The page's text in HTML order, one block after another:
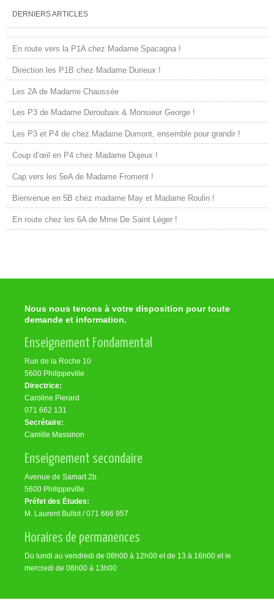
DERNIERS ARTICLES
En route vers la P1A chez Madame Spacagna !
Direction les P1B chez Madame Durieux !
Les 2A de Madame Chaussée
Les P3 de Madame Deroubaix & Monsieur George !
Les P3 et P4 de chez Madame Dumont, ensemble pour grandir !
Coup d’œil en P4 chez Madame Dujeux !
Cap vers les 5eA de Madame Froment !
Bienvenue en 5B chez madame May et Madame Roulin !
En route chez les 6A de Mme De Saint Léger !
Nous nous tenons à votre disposition pour toute
demande et information.
Enseignement Fondamental
Rue de la Roche 10
5600 Philippeville
Directrice:
Caroline Pierard
071 662 131
Secrétaire:
Camille Massinon
Enseignement secondaire
Avenue de Samart 2b
5600 Philippeville
Préfet des Études:
M. Laurent Bultot / 071 666 957
Horaires de permanences
Du lundi au vendredi de 08h00 à 12h00 et de 13 à 16h00 et le
mercredi de 08h00 à 13h00